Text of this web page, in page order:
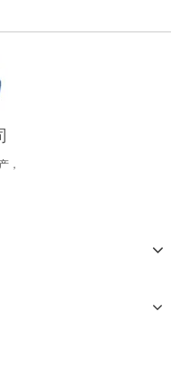
，